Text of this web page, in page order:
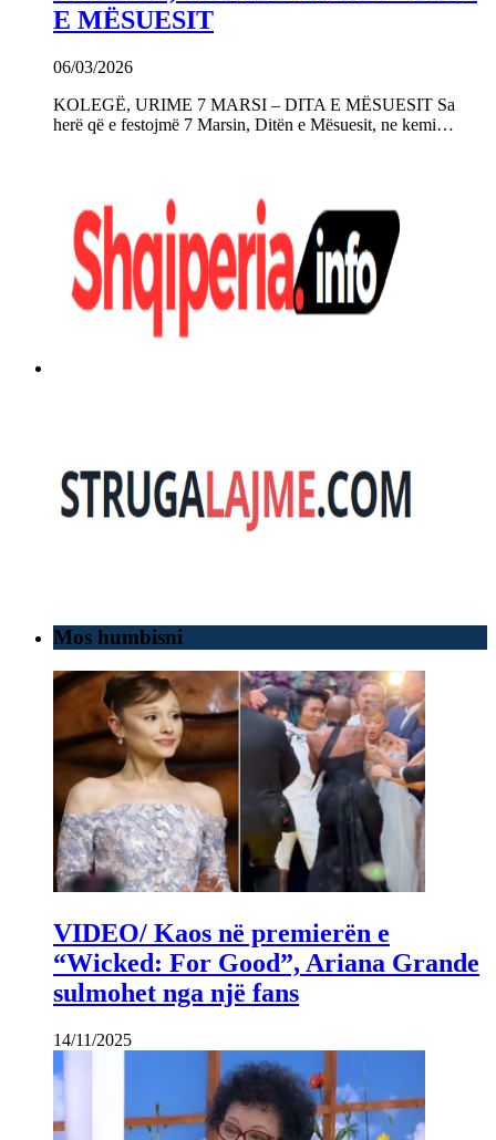
E MËSUESIT
06/03/2026
KOLEGË, URIME 7 MARSI – DITA E MËSUESIT Sa
herë që e festojmë 7 Marsin, Ditën e Mësuesit, ne kemi…
Mos humbisni
VIDEO/ Kaos në premierën e
“Wicked: For Good”, Ariana Grande
sulmohet nga një fans
14/11/2025